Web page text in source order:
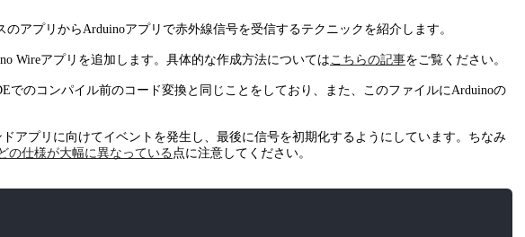
アプリからArduinoアプリで赤外線信号を受信するテクニックを紹介します。
Wireアプリを追加します。具体的な作成方法についてはこちらの記事をご覧ください。
でのコンパイル前のコード変換と同じことをしており、また、このファイルにArduinoの
アプリに向けてイベントを発生し、最後に信号を初期化するようにしています。ちなみ
の仕様が大幅に異なっている 点に注意してください。